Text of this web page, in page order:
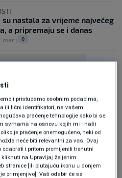
su nastala za vrijeme najvećeg
a pripremaju se i danas
mar. 0
Oglas
i pristupamo osobnim podacima,
ili lični identifikatori, na vašem
praćenje tehnologije kako bi se
svrhama na osnovu kojih mi i naši
je praćenje onemogućeno, neki od
neće biti relevantni za vas. Ovaj
odabrati i pritom promijeniti trenutni
na Upravljaj željenim
stranice [ili plutajuću ikonu u donjem
primjenjivo]. Vaš odabir će se